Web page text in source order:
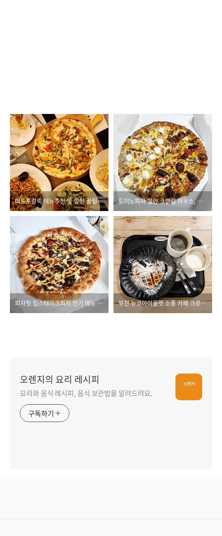
매드포갈릭 메뉴추천 및 할인 꿀팁! (세트구성 리뷰) 도미노피자 할인 크랩립 하우스, 이것 덕분에 50% 이상 저렴해!
피자헛 립스테이크피자 인기 메뉴 추천, 할인은 필수! 부천 뉴코아아울렛 소풍 카페 크로플 맛집, 페르케노!
오렌지의 요리 레시피
요리와 음식 레시피, 음식 보관법을 알려드려요.
구독하기